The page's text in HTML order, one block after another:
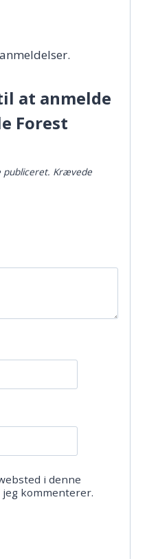
at anmelde
Forest
publiceret. Krævede
i denne
kommenterer.